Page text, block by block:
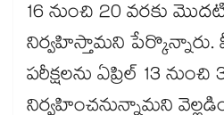
16 నుంచి 20 వరకు
నిర్వహిస్తామని
పరీక్షలను ఏప్రిల్‌‌‌‌‌‌‌‌‌‌‌‌‌‌‌‌ 13 నుంచి
నిర్వహించనున్నామని